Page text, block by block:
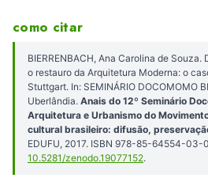
como citar
BIERRENBACH, Ana Carolina de
o restauro da Arquitetura Moderna: o
Stuttgart. In: SEMINÁRIO DOCOMOMO
Uberlândia. Anais do 12º Seminário
Arquitetura e Urbanismo do
cultural brasileiro: difusão,
EDUFU, 2017. ISBN 978-85-64554-03-
10.5281/zenodo.19077152.